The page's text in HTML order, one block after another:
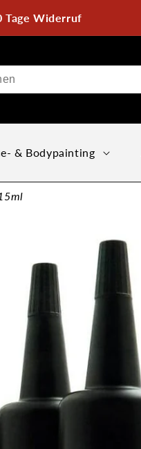
Tage Widerruf
& Bodypainting